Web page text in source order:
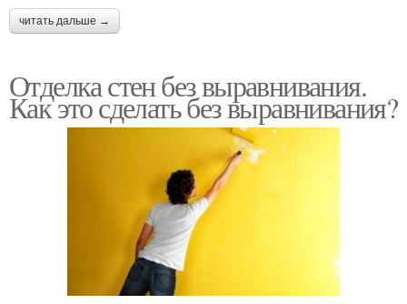
читать дальше →
Отделка стен без выравнивания.
Как это сделать без выравнивания?